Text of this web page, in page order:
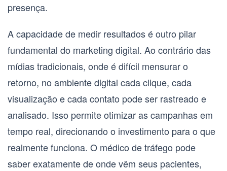
presença.
A capacidade de medir resultadosé outro pilar
fundamental do marketing digital. Ao contrário das
mídias tradicionais, onde é difícil mensurar o
retorno, no ambiente digital cada clique, cada
visualização e cada contato pode ser rastreado e
analisado. Isso permite otimizar as campanhas em
tempo real, direcionando o investimento para o que
realmente funciona. O médico de tráfego pode
saber exatamente de onde vêm seus pacientes,